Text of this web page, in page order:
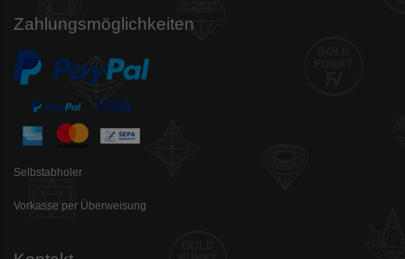
Zahlungsmöglichkeiten
Selbstabholer
Vorkasse per Überweisung